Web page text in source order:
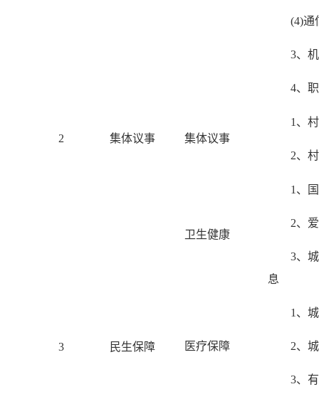
(4)通
3、
4、
2 集体议事 集体议事
1、
2、
3 民生保障
卫生健康
1、
2、
3、
息
医疗保障
1、
2、
3、